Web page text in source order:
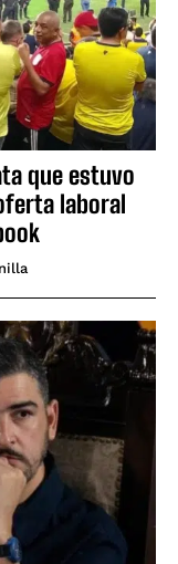
que estuvo
laboral